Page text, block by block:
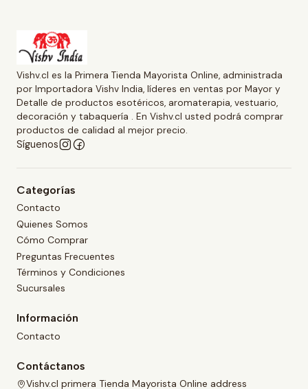
Vishv.cl es la Primera Tienda Mayorista Online, administrada
por Importadora Vishv India, líderes en ventas por Mayor y
Detalle de productos esotéricos, aromaterapia, vestuario,
decoración y tabaquería . En Vishv.cl usted podrá comprar
productos de calidad al mejor precio.
Síguenos
Categorías
Contacto
Quienes Somos
Cómo Comprar
Preguntas Frecuentes
Términos y Condiciones
Sucursales
Información
Contacto
Contáctanos
Vishv.cl primera Tienda Mayorista Online address